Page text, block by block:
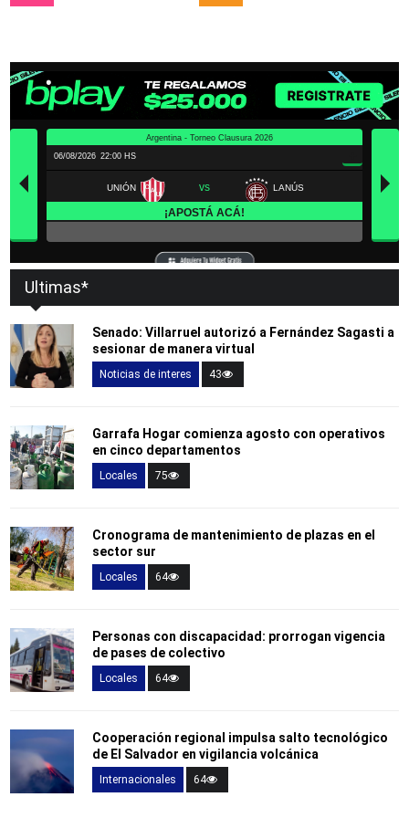
Ultimas*
Senado: Villarruel autorizó a Fernández Sagasti a
sesionar de manera virtual
Noticias de interes 43
Garrafa Hogar comienza agosto con operativos
en cinco departamentos
Locales 75
Cronograma de mantenimiento de plazas en el
sector sur
Locales 64
Personas con discapacidad: prorrogan vigencia
de pases de colectivo
Locales 64
Cooperación regional impulsa salto tecnológico
de El Salvador en vigilancia volcánica
Internacionales 64